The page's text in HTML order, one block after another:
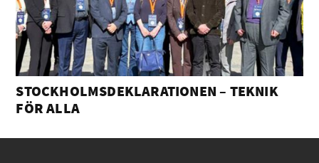
STOCKHOLMSDEKLARATIONEN – TEKNIK
FÖR ALLA